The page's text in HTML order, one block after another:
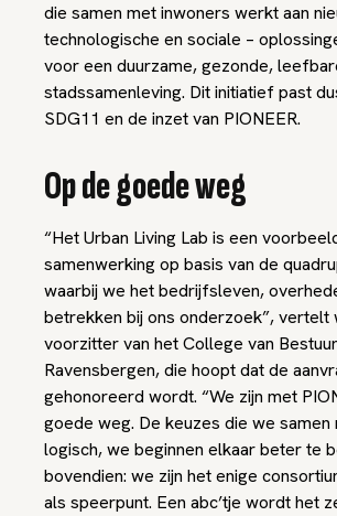
die samen met inwoners werkt aan
technologische en sociale –
voor een duurzame, gezonde,
stadssamenleving. Dit initiatief past
SDG11 en de inzet van PIONEER.
Op de goede weg
“Het Urban Living Lab is een
samenwerking op basis van de
waarbij we het bedrijfsleven,
betrekken bij ons onderzoek”, vertelt
voorzitter van het College van
Ravensbergen, die hoopt dat de
gehonoreerd wordt. “We zijn met
goede weg. De keuzes die we samen
logisch, we beginnen elkaar beter te
bovendien: we zijn het enige
als speerpunt. Een abc’tje wordt het